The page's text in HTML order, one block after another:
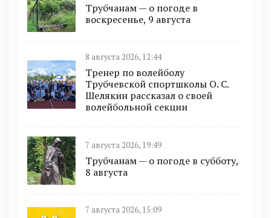
Трубчанам — о погоде в
воскресенье, 9 августа
8 августа 2026, 12:44
Тренер по волейболу
Трубчевской спортшколы О. С.
Шелякин рассказал о своей
волейбольной секции
7 августа 2026, 19:49
Трубчанам — о погоде в субботу,
8 августа
7 августа 2026, 15:09